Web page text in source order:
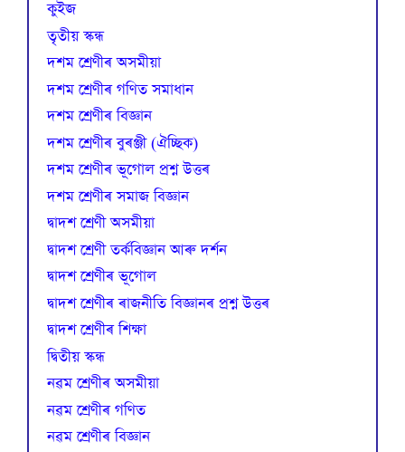
কুইজ
তৃতীয় স্কন্ধ
দশম শ্ৰেণীৰ অসমীয়া
দশম শ্ৰেণীৰ গণিত সমাধান
দশম শ্ৰেণীৰ বিজ্ঞান
দশম শ্ৰেণীৰ বুৰঞ্জী (ঐচ্ছিক)
দশম শ্ৰেণীৰ ভূগোল প্ৰশ্ন উত্তৰ
দশম শ্ৰেণীৰ সমাজ বিজ্ঞান
দ্বাদশ শ্ৰেণী অসমীয়া
দ্বাদশ শ্ৰেণী তৰ্কবিজ্ঞান আৰু দৰ্শন
দ্বাদশ শ্ৰেণীৰ ভূগোল
দ্বাদশ শ্ৰেণীৰ ৰাজনীতি বিজ্ঞানৰ প্ৰশ্ন উত্তৰ
দ্বাদশ শ্ৰেণীৰ শিক্ষা
দ্বিতীয় স্কন্ধ
নৱম শ্ৰেণীৰ অসমীয়া
নৱম শ্ৰেণীৰ গণিত
নৱম শ্ৰেণীৰ বিজ্ঞান